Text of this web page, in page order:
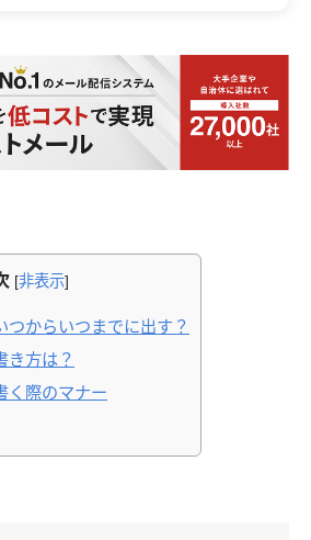
[非表示]
つからいつまでに出す？
き方は？
く際のマナー